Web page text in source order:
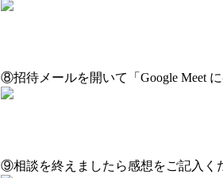
⑧招待メールを開いて「Google Meet
⑨相談を終えましたら感想をご記入く